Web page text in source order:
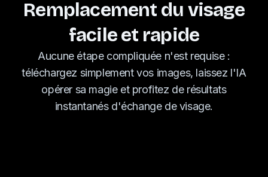
Remplacement du visage
facile et rapide
Aucune étape compliquée n'est requise :
téléchargez simplement vos images, laissez l'IA
opérer sa magie et profitez de résultats
instantanés d'échange de visage.